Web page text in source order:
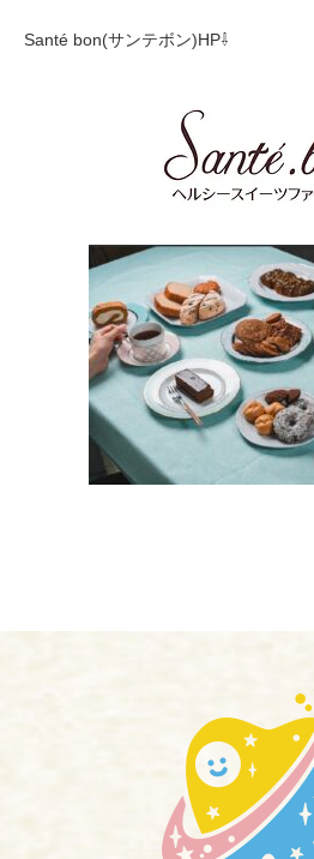
Santé bon(サンテボン)HP⇩